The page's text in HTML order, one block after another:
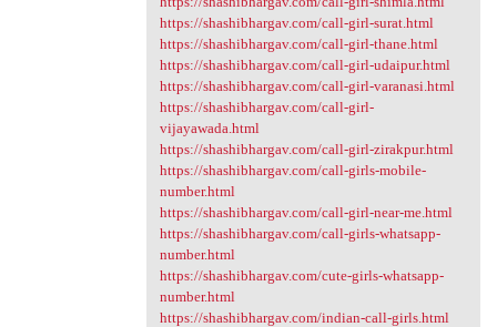
https://shashibhargav.com/call-girl-surat.html
https://shashibhargav.com/call-girl-thane.html
https://shashibhargav.com/call-girl-udaipur.html
https://shashibhargav.com/call-girl-varanasi.html
https://shashibhargav.com/call-girl-
vijayawada.html
https://shashibhargav.com/call-girl-zirakpur.html
https://shashibhargav.com/call-girls-mobile-
number.html
https://shashibhargav.com/call-girl-near-me.html
https://shashibhargav.com/call-girls-whatsapp-
number.html
https://shashibhargav.com/cute-girls-whatsapp-
number.html
https://shashibhargav.com/indian-call-girls.html